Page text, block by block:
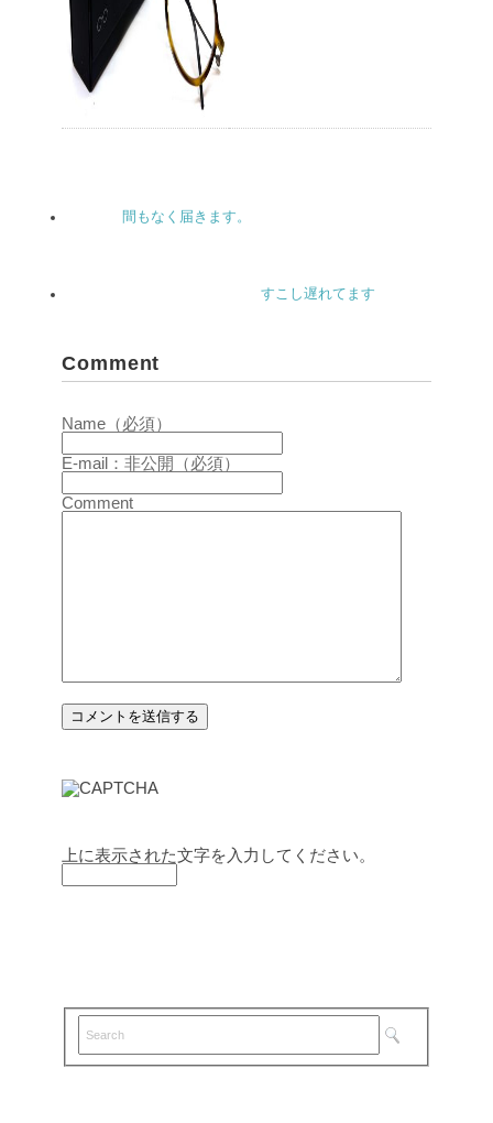
間もなく届きます。
すこし遅れてます
Comment
Name（必須）
E-mail：非公開（必須）
Comment
上に表示された文字を入力してください。